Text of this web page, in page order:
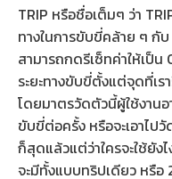
TRIP หรือชื่อเต็มๆ ว่า
ทางในการขับขี่คล้าย ๆ กับ
สามารถกดรีเซ็ทค่าให้เป็
ระยะทางขับขี่ตั้งแต่จุดที่เร
โดยมาตรวัดตัวนี้ผู้ใช้งานอ
ขับขี่ต่อครั้ง หรือจะเอาไปวั
ก็สุดแล้วแต่ว่าใครจะใช้ยั
จะมีทั้งแบบทริปเดียว หรือ